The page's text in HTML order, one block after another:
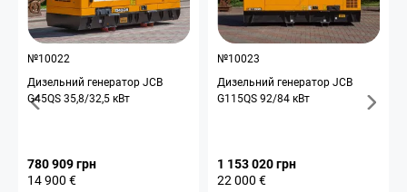
№10022
Дизельний генератор JCB
G45QS 35,8/32,5 кВт
780 909 грн
14 900 €
№10023
Дизельний генератор JCB
G115QS 92/84 кВт
1 153 020 грн
22 000 €